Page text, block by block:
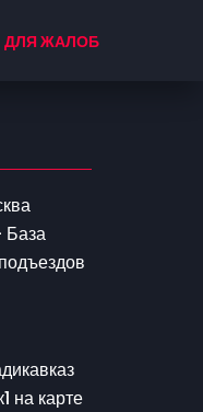
ДЛЯ ЖАЛОБ
База
на карте